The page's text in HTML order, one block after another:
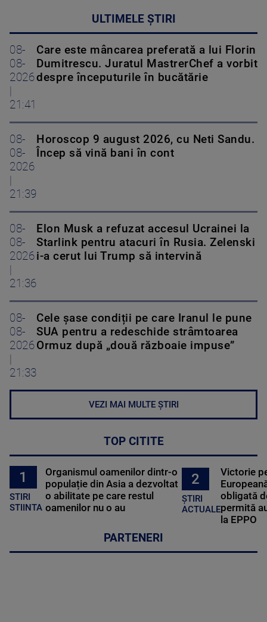
ULTIMELE ȘTIRI
08-
08-
2026
21:41
Care este mâncarea preferată a lui Florin
Dumitrescu. Juratul MastrerChef a vorbit
despre începuturile în bucătărie
08-
08-
2026
21:39
Horoscop 9 august 2026, cu Neti Sandu.
Încep să vină bani în cont
08-
08-
2026
21:36
Elon Musk a refuzat accesul Ucrainei la
Starlink pentru atacuri în Rusia. Zelenski
i-a cerut lui Trump să intervină
08-
08-
2026
21:33
Cele șase condiții pe care Iranul le pune
SUA pentru a redeschide strâmtoarea
Ormuz după „două războaie impuse”
VEZI MAI MULTE ȘTIRI
TOP CITITE
1
STIRI
STIINTA
Organismul oamenilor dintr-o
populație din Asia a dezvoltat
o abilitate pe care restul
oamenilor nu o au
2
ȘTIRI
ACTUALE
Victorie
obligată
permită
la EPPO
PARTENERI